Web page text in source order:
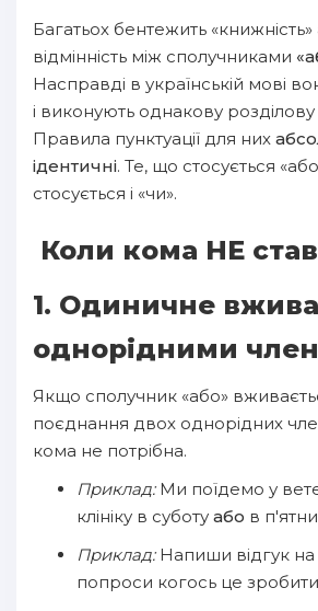
Багатьох бентежить «книжність»
відмінність між сполучниками
Насправді в українській мові
і виконують однакову
Правила пунктуації для них
ідентичні. Те, що стосується
стосується і «чи».
Коли кома НЕ
1. Одиничне
однорідними
Якщо сполучник «або»
поєднання двох однорідних
кома не потрібна.
Приклад:Ми поїдемо у
клініку в суботу або в
Приклад:Напиши відгук
попроси когось це